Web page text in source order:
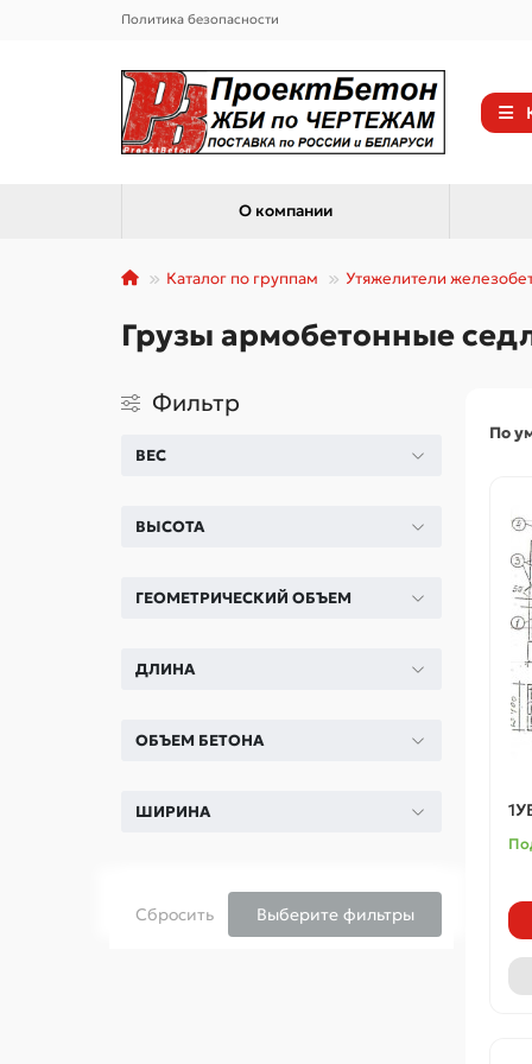
Политика безопасности
О компании
Каталог по группам Утяжелители
Грузы армобетонные
Фильтр
ВЕС
ВЫСОТА
ГЕОМЕТРИЧЕСКИЙ ОБЪЕМ
ДЛИНА
ОБЪЕМ БЕТОНА
ШИРИНА
Сбросить Выберите фильтры
По